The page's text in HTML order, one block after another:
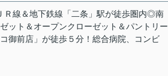
Ｒ線＆地下鉄線「二条」駅が徒歩圏内◎南
ット＆オープンクローゼット＆パントリー
御前店」が徒歩５分！総合病院、コンビ